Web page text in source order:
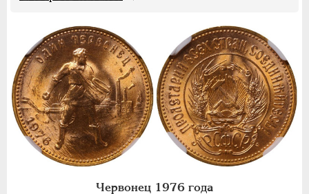
Червонец 1976 года